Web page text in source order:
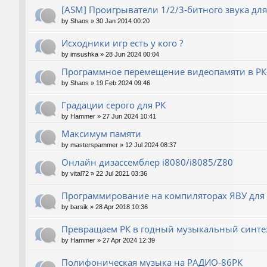
[ASM] Проигрыватели 1/2/3-битного звука
by Shaos » 30 Jan 2014 00:20
Исходники игр есть у кого ?
by imsushka » 28 Jun 2024 00:04
Программное перемещение видеопамяти в
by Shaos » 19 Feb 2024 09:46
Градации серого для РК
by Hammer » 27 Jun 2024 10:41
Максимум памяти
by masterspammer » 12 Jul 2024 08:37
Онлайн дизассемблер i8080/i8085/Z80
by vital72 » 22 Jul 2021 03:36
Программирование на компиляторах ЯВУ
by barsik » 28 Apr 2018 10:36
Превращаем РК в годный музыкальный
by Hammer » 27 Apr 2024 12:39
Полифоническая музыка на РАДИО-86РК